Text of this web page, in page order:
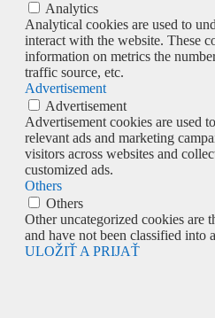
Analytics
Analytical cookies are used to
interact with the website. These
information on metrics the
traffic source, etc.
Advertisement
Advertisement
Advertisement cookies are used
relevant ads and marketing
visitors across websites and
customized ads.
Others
Others
Other uncategorized cookies are
and have not been classified into
ULOŽIŤ A PRIJAŤ